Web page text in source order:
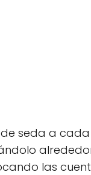
seda a
las